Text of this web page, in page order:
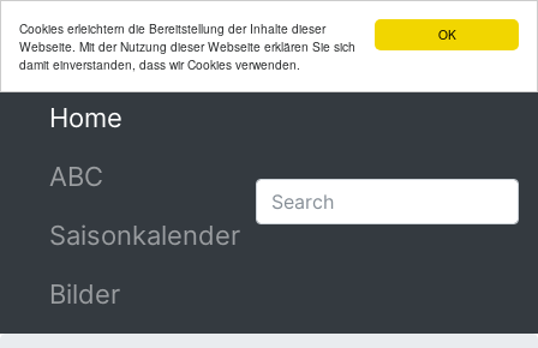
OK
Cookies erleichtern die Bereitstellung der Inhalte dieser
Webseite. Mit der Nutzung dieser Webseite erklären Sie sich
damit einverstanden, dass wir Cookies verwenden.
Home
ABC
Saisonkalender
Bilder